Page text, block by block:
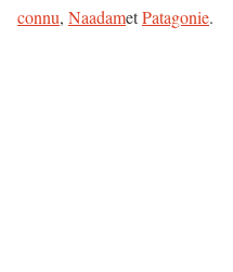
connu, NaadametPatagonie.